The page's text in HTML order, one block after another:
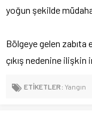
yoğun şekilde
Bölgeye gelen zabıta
çıkış nedenine ilişkin
ETİKETLER: Yangın